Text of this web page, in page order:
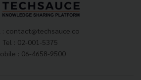
: contact@techsauce.co
Tel : 02-001-5375
: 06-4658-9500